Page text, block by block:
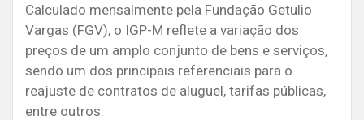
Calculado mensalmente pela Fundação Getulio
Vargas (FGV), o IGP-M reflete a variação dos
preços de um amplo conjunto de bens e serviços,
sendo um dos principais referenciais para o
reajuste de contratos de aluguel, tarifas públicas,
entre outros.